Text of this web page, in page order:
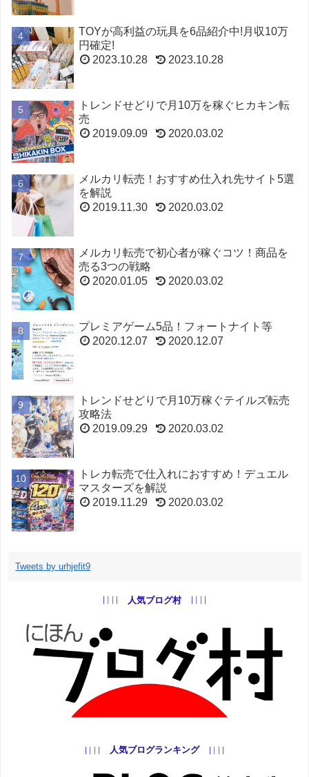
TOYが高利益の玩具を6品紹介中!月収10万
円確定!
2023.10.28
2023.10.28
トレンドせどりで月10万を稼ぐヒカキン転
売
2019.09.09
2020.03.02
メルカリ転売！おすすめ仕入れ先サイト5選
を解説
2019.11.30
2020.03.02
メルカリ転売で初心者が稼ぐコツ！商品を
売る3つの戦略
2020.01.05
2020.03.02
プレミアゲーム5品！フォートナイト等
2020.12.07
2020.12.07
トレンドせどりで月10万稼ぐテイルズ転売
攻略法
2019.09.29
2020.03.02
トレカ転売で仕入れにおすすめ！デュエル
マスターズを解説
2019.11.29
2020.03.02
稼ぐ方法
売
2019.09.05
2020.03.02
プラレールせどりで稼ぐ！子供玩具転売を
解説
Tweets by urhjefit9
人気ブログ村
人気ブログランキング